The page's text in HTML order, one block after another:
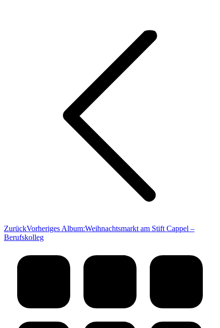
ZurückVorheriges Album:Weihnachtsmarkt am Stift Cappel –
Berufskolleg